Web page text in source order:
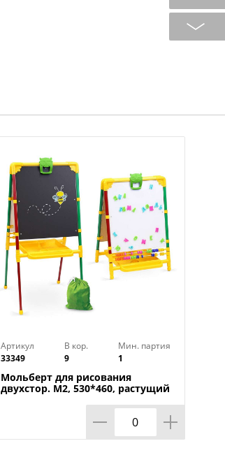
Артикул
33349
В кор.
9
Мин. партия
1
Мольберт для рисования
двухстор. М2, 530*460, растущий